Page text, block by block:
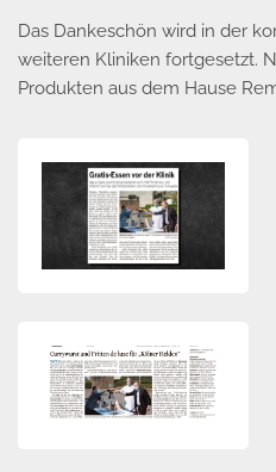
Das Dankeschön wird in der
weiteren Kliniken fortgesetzt.
Produkten aus dem Hause